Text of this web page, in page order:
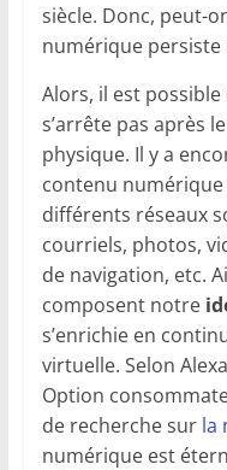
siècle. Donc, peut-
numérique
Alors, il est
s’arrête pas après
physique. Il y a
contenu
différents réseaux
courriels, photos,
de navigation, etc.
composent notre
s’enrichie en
virtuelle. Selon
Option
de recherche surla
numérique est